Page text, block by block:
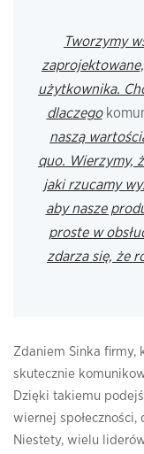
Tworzymy
użytkownika.
dlaczego
naszą
quo. Wierzymy,
jaki rzucamy
aby nasze
proste w
zdarza się, że
Zdaniem Sinka firmy,
skutecznie
Dzięki takiemu
wiernej
Niestety, wielu